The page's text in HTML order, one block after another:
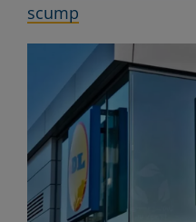
scump